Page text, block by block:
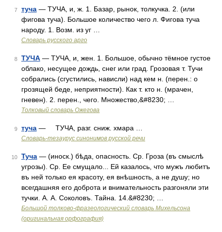
7 туча — ТУЧА, и, ж. 1. Базар, рынок, толкучка. 2. (или
фигова туча). Большое количество чего л. Фигова туча
народу. 1. Возм. из уг …
Словарь русского арго
8 ТУЧА — ТУЧА, и, жен. 1. Большое, обычно тёмное густое
облако, несущее дождь, снег или град. Грозовая т. Тучи
собрались (сгустились, нависли) над кем н. (перен.: о
грозящей беде, неприятности). Как т. кто н. (мрачен,
гневен). 2. перен., чего. Множество,&#8230; …
Толковый словарь Ожегова
9 туча — ТУЧА, разг. сниж. хмара …
Словарь-тезаурус синонимов русской речи
10 Туча — (иноск.) бѣда, опасность. Ср. Гроза (въ смыслѣ
угрозы). Ср. Ее смущало... Ей казалось, что мужъ любитъ
въ ней только ея красоту, ея внѣшность, а не душу; но
всегдашняя его доброта и внимательность разгоняли эти
тучки. А. А. Соколовъ. Тайна. 14.&#8230; …
Большой толково-фразеологический словарь Михельсона
(оригинальная орфография)